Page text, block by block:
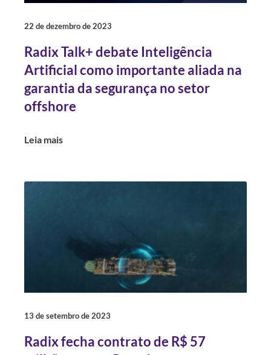
Radix Talk+ debate Inteligência
Artificial como importante aliada na
garantia da segurança no setor
offshore
Leia mais
22 de dezembro de 2023
Radix fecha contrato de R$ 57
13 de setembro de 2023